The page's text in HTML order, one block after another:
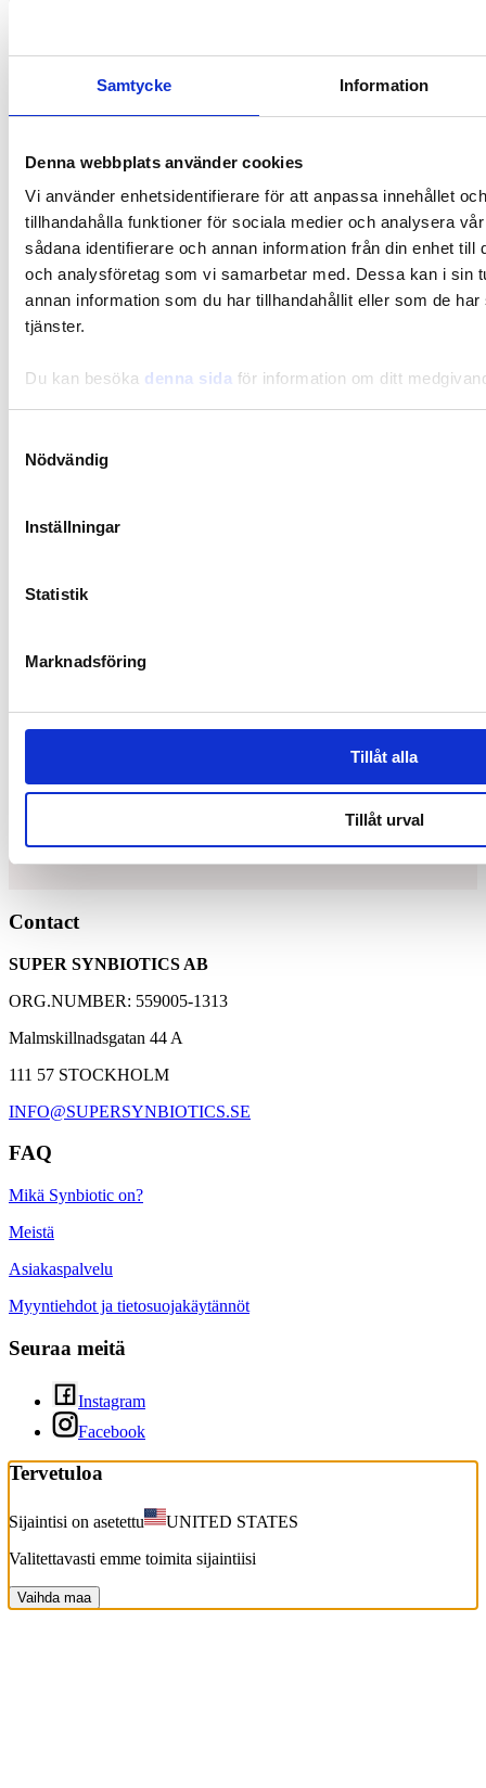
Samtycke Information
Denna webbplats använder cookies
Vi använder enhetsidentifierare för att anpassa innehållet
tillhandahålla funktioner för sociala medier och analysera
sådana identifierare och annan information från din enhet till
och analysföretag som vi samarbetar med. Dessa kan i sin
annan information som du har tillhandahållit eller som de
tjänster.
Du kan besöka denna sida för information om ditt
Nödvändig
Inställningar
Statistik
Marknadsföring
Tillåt alla
Tillåt urval
Vatsan terveys
Kuitujen rooli terveydelle ja elimistön tasapainolle
Synbiotic on ainutlaatuinen ja patentoitu koostumus, joka sisältää
runsaasti maitohappobakteereja ja ravintokuituja, jotka ylläpitävät
4 grammaa gluteenittomia ravintokuituja
Contact
SUPER SYNBIOTICS AB
ORG.NUMBER: 559005-1313
Malmskillnadsgatan 44 A
111 57 STOCKHOLM
INFO@SUPERSYNBIOTICS.SE
FAQ
Mikä Synbiotic on?
Meistä
Asiakaspalvelu
Myyntiehdot ja tietosuojakäytännöt
Seuraa meitä
Instagram
Facebook
Tervetuloa
Sijaintisi on asetettu
UNITED STATES
Valitettavasti emme toimita sijaintiisi
Vaihda maa